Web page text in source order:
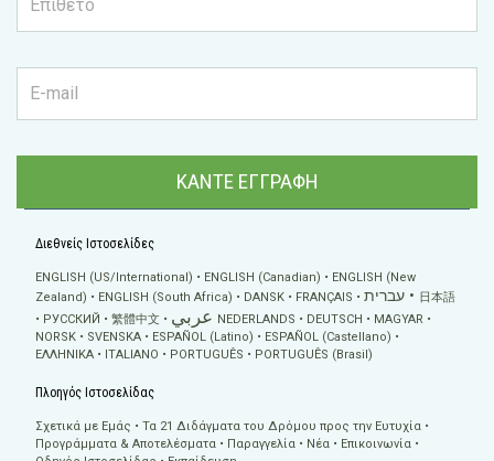
ΚΑΝΤΕ ΕΓΓΡΑΦΗ
Διεθνείς Ιστοσελίδες
ENGLISH (US/International) ENGLISH (Canadian)
ENGLISH (New
Zealand)
ENGLISH (South Africa) DANSK FRANÇAIS עברית
日本語
РУССКИЙ
繁體中文 عربي NEDERLANDS DEUTSCH
MAGYAR
NORSK
SVENSKA ESPAÑOL (Latino)
ESPAÑOL (Castellano)
ΕΛΛΗΝΙΚA
ITALIANO PORTUGUÊS PORTUGUÊS (Brasil)
Πλοηγός Ιστοσελίδας
Σχετικά με Εμάς
Τα 21 Διδάγματα του Δρόμου προς την Ευτυχία
Προγράμματα & Αποτελέσματα
Παραγγελία Νέα
Επικοινωνία